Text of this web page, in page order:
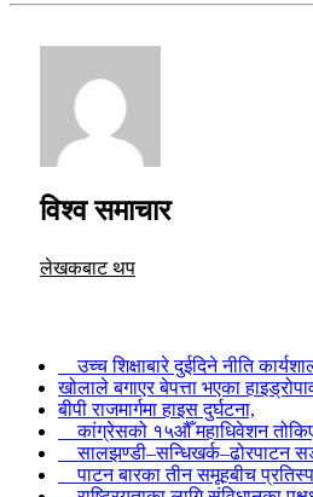
विश्व समाचार
लेखकबाट थप
उच्च शिक्षाबारे दुईदिने नीति
खोलाले बगाएर बेपत्ता भएका
बीपी राजमार्गमा हाइस दुर्घटना,
कांग्रेसको १५औँ महाधिवेशन
सालझण्डी–सन्धिखर्क–ढोरपाटन
पाटन बारका तीन समूहबीच